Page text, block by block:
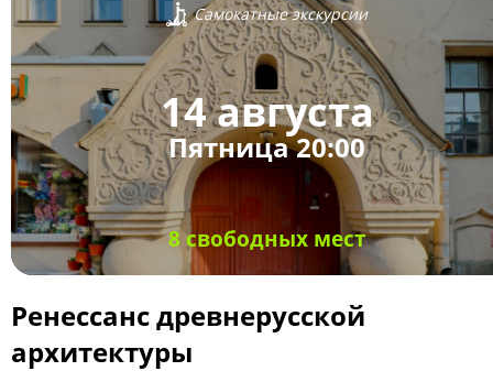
Самокатные экскурсии
14 августа
Пятница 20:00
8 свободных мест
Ренессанс древнерусской
архитектуры